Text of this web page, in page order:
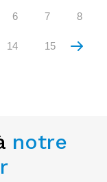
6 7 8
14 15
notre